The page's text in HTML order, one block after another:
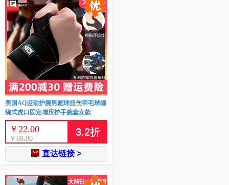
美国AQ运动护腕男篮球扭伤羽毛球缠
绕式虎口固定增压护手腕套女款
￥ 22.00
￥ 68.00
3.2折
直达链接 >